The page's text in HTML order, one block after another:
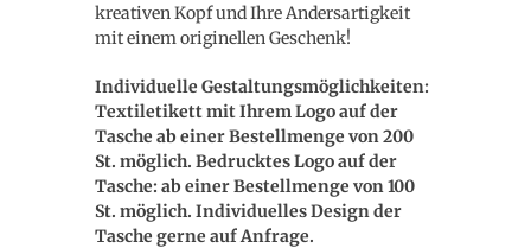
kreativen Kopf und Ihre Andersartigkeit
mit einem originellen Geschenk!
Individuelle Gestaltungsmöglichkeiten:
Textiletikett mit Ihrem Logo auf der
Tasche ab einer Bestellmenge von 200
St. möglich. Bedrucktes Logo auf der
Tasche: ab einer Bestellmenge von 100
St. möglich. Individuelles Design der
Tasche gerne auf Anfrage.